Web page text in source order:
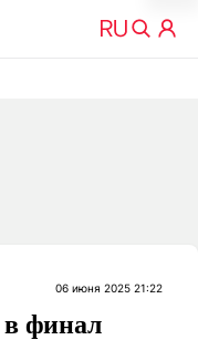
06 июня 2025 21:22
финал